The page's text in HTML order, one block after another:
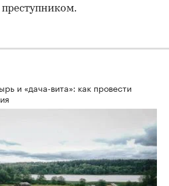
преступником.
и «дача-вита»: как провести